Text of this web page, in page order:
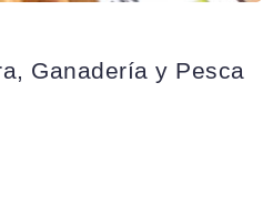
Ganadería y Pesca